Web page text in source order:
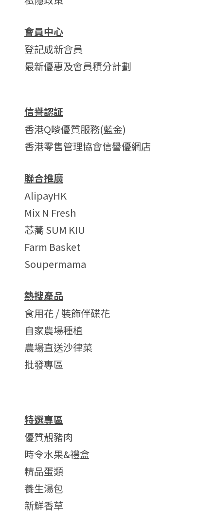
會員中心
登記成新會員
最新優惠及會員積分計劃
信譽認証
香港Q嘜優質服務(藍金)
香港零售管理協會信譽優網店
聯合推廣
AlipayHK
Mix N Fresh
芯蕎 SUM KIU
Farm Basket
Soupermama
熱搜產品
食用花 / 裝飾伴碟花
自家農場種植
農場直送沙律菜
批發專區
特選專區
優質靚豬肉
時令水果&禮盒
精品蛋類
養生湯包
新鮮香草